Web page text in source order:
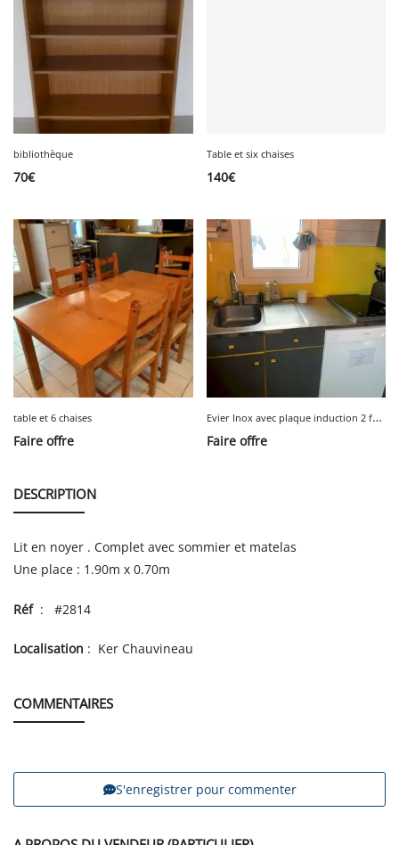
bibliothèque
70€
Table et six chaises
140€
table et 6 chaises
Faire offre
E
vier Inox avec plaque induction 2 feux et robinet
Faire offre
DESCRIPTION
Lit en noyer . Complet avec sommier et matelas
Une place : 1.90m x 0.70m
Réf: #2814
Localisation : Ker Chauvineau
COMMENTAIRES
S'enregistrer pour commenter